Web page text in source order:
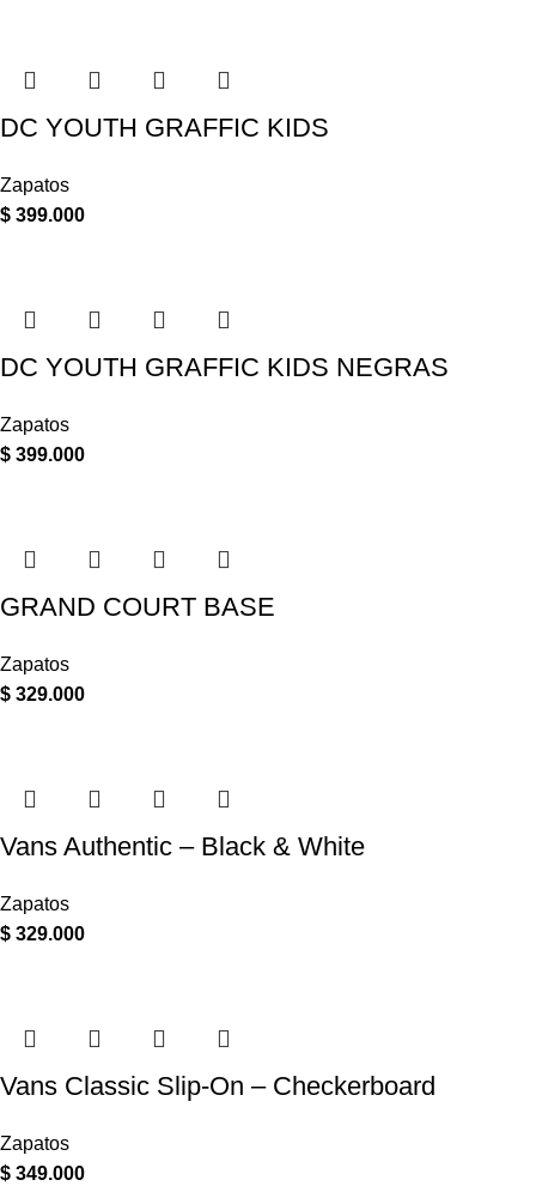
DC YOUTH GRAFFIC KIDS
Zapatos
$ 399.000
DC YOUTH GRAFFIC KIDS NEGRAS
Zapatos
$ 399.000
GRAND COURT BASE
Zapatos
$ 329.000
Vans Authentic – Black & White
Zapatos
$ 329.000
Vans Classic Slip-On – Checkerboard
Zapatos
$ 349.000